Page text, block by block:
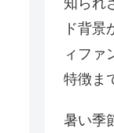
知られ
ド背
ィファ
特徴ま
暑い季